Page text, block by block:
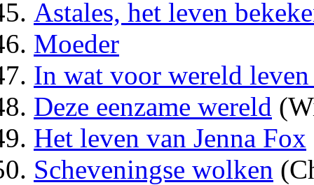
Astales, het leven
Moeder
In wat voor wereld
Deze eenzame wereld
Het leven van Jenna Fox
Scheveningse wolken